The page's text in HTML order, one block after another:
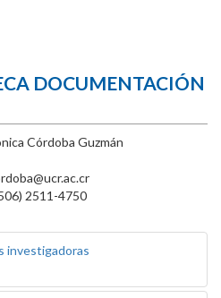
DOCUMENTACIÓN
Córdoba Guzmán
2511-4750
investigadoras